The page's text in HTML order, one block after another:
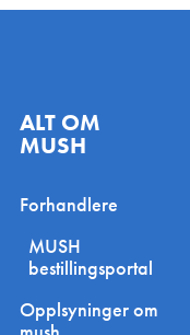
ALT OM
MUSH
Forhandlere
MUSH
bestillingsportal
Opplsyninger om